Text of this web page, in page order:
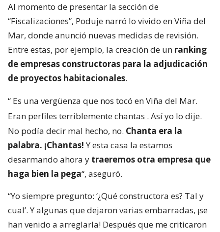
Al momento de presentar la sección de
“Fiscalizaciones”, Poduje narró lo vivido en Viña del
Mar, donde anunció nuevas medidas de revisión.
Entre estas, por ejemplo, la creación de un ranking
de empresas constructoras para la adjudicación
de proyectos habitacionales.
“ Es una vergüenza que nos tocó en Viña del Mar.
Eran perfiles terriblemente chantas . Así yo lo dije.
No podía decir mal hecho, no. Chanta era la
palabra. ¡Chantas!Y esta casa la estamos
desarmando ahora y traeremos otra empresa que
haga bien la pega“, aseguró.
“Yo siempre pregunto: ‘¿Qué constructora es? Tal y
cual’. Y algunas que dejaron varias embarradas, ¡se
han venido a arreglarla! Después que me criticaron